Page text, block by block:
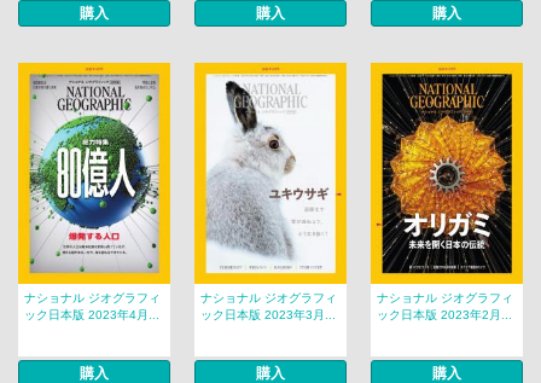
購入 購入 購入
ナショナル ジオグラフィ
ック日本版 2023年4月...
購入
ナショナル ジオグラフィ
ック日本版 2023年3月...
購入
ナショナル ジオグラフィ
ック日本版 2023年2月...
購入